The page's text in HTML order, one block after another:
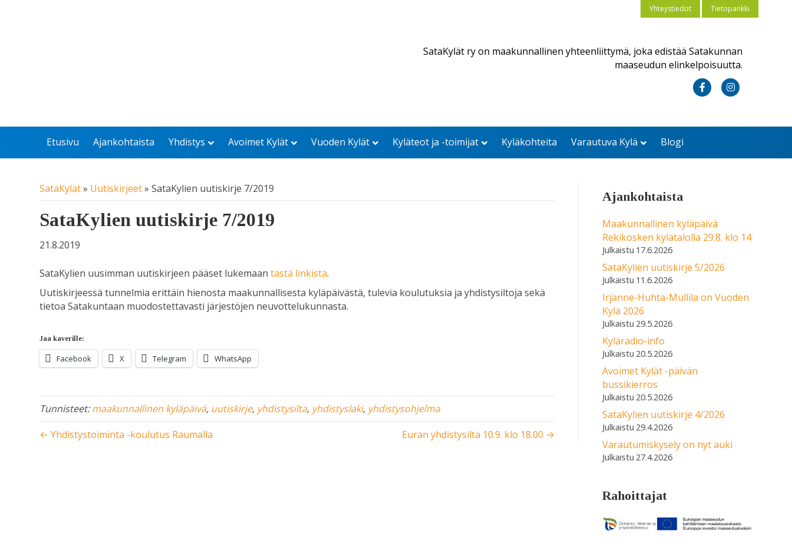
Yhteystiedot Tietopankki
SataKylät ry on maakunnallinen yhteenliittymä, joka edistää Satakunnan
maaseudun elinkelpoisuutta.
c
b
k
s
a
m
Etusivu Ajankohtaista Yhdistys Avoimet Kylät Vuoden Kylät Kyläteot ja -toimijat Kyläkohteita Varautuva Kylä Blogi
SataKylät» Uutiskirjeet»SataKylien uutiskirje 7/2019
SataKylien uutiskirje 7/2019
21.8.2019
SataKylien uusimman uutiskirjeen pääset lukemaantästä linkistä.
Uutiskirjeessä tunnelmia erittäin hienosta maakunnallisesta kyläpäivästä, tulevia koulutuksia ja yhdistysiltoja sekä
tietoa Satakuntaan muodostettavasti järjestöjen neuvottelukunnasta.
Jaa kaverille:
Facebook X Telegram WhatsApp
Tunnisteet:maakunnallinen kyläpäivä, uutiskirje, yhdistysilta, yhdistyslaki, yhdistysohjelma
← Yhdistystoiminta -koulutus Raumalla
Euran yhdistysilta 10.9. klo 18.00 →
Ajankohtaista
Maakunnallinen kyläpäivä
Rekikosken kylätalolla 29.8. klo 14
17.6.2026
SataKylien uutiskirje 5/2026
11.6.2026
Irjanne-Huhta-Mullila on Vuoden
Kylä 2026
29.5.2026
Kyläradio-info
20.5.2026
Avoimet Kylät -päivän
bussikierros
20.5.2026
SataKylien uutiskirje 4/2026
29.4.2026
Varautumiskysely on nyt auki
27.4.2026
Rahoittajat